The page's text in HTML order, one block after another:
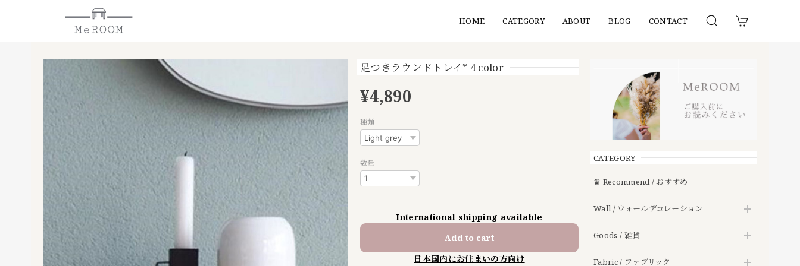
HOME CATEGORY ABOUT BLOG CONTACT
CATEGORY
♛ Recommend / おすすめ
Wall / ウォールデコレーション
Goods / 雑貨
Fabric / ファブリック
足つきラウンドトレイ* 4 color
¥4,890
種類
数量
International shipping available
Add to cart
日本国内にお住まいの方向け